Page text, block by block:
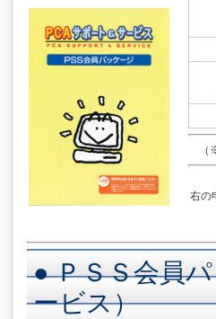
（※
右の
● ＰＳＳ会員
ービス）